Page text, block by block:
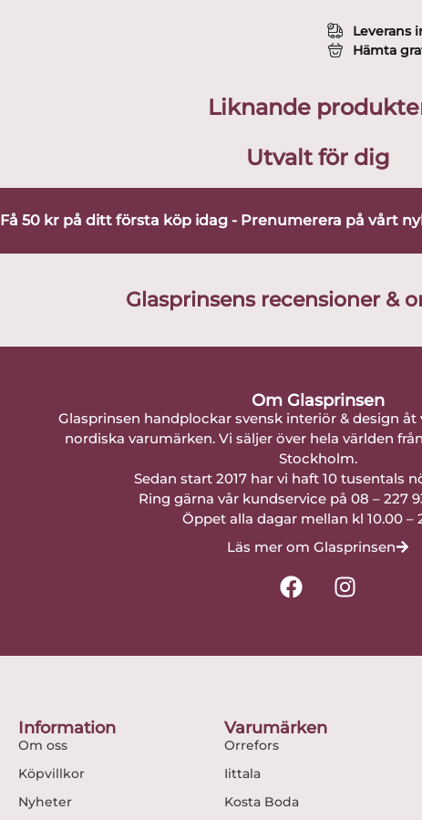
Leverans
Hämta
Liknande
Utvalt för dig
Få 50 kr på ditt första köp idag - Prenumerera på vårt
Glasprinsens recensioner &
Om Glasprinsen
Glasprinsen handplockar svensk interiör & design åt
nordiska varumärken. Vi säljer över hela världen
Stockholm.
Sedan start 2017 har vi haft 10 tusentals
Ring gärna vår kundservice på 08 – 227
Öppet alla dagar mellan kl 10.00 –
Läs mer om Glasprinsen
F
a
k
I
n
Information
Om oss
Köpvillkor
Nyheter
Varumärken
Orrefors
Iittala
Kosta Boda